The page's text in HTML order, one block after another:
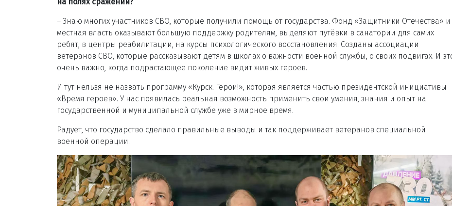
– Знаю многих участников СВО, которые получили помощь от государства. Фонд «Защитники Отечества» и
местная власть оказывают большую поддержку родителям, выделяют путёвки в санатории для самих
ребят, в центры реабилитации, на курсы психологического восстановления. Созданы ассоциации
ветеранов СВО, которые рассказывают детям в школах о важности военной службы, о своих подвигах. И
очень важно, когда подрастающее поколение видит живых героев.
И тут нельзя не назвать программу «Курск. Герои!», которая является частью президентской инициативы
«Время героев». У нас появилась реальная возможность применить свои умения, знания и опыт на
государственной и муниципальной службе уже в мирное время.
Радует, что государство сделало правильные выводы и так поддерживает ветеранов специальной
военной операции.